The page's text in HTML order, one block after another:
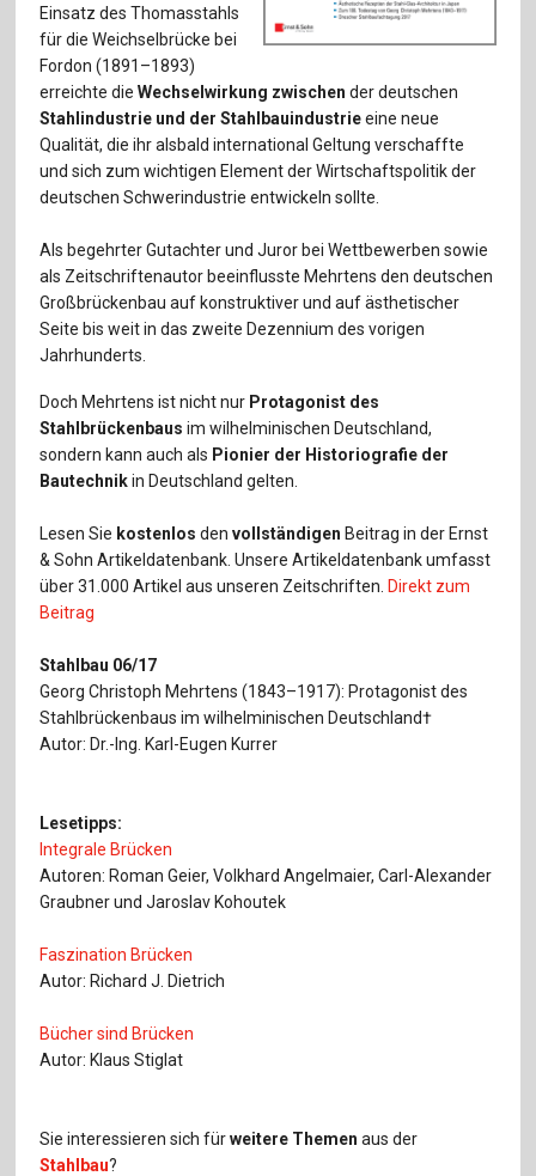
Einsatz des Thomasstahls
für die Weichselbrücke bei
Fordon (1891–1893)
erreichte dieWechselwirkung zwischender deutschen
Stahlindustrie und der Stahlbauindustrieeine neue
Qualität, die ihr alsbald international Geltung verschaffte
und sich zum wichtigen Element der Wirtschaftspolitik der
deutschen Schwerindustrie entwickeln sollte.
Als begehrter Gutachter und Juror bei Wettbewerben sowie
als Zeitschriftenautor beeinflusste Mehrtens den deutschen
Großbrückenbau auf konstruktiver und auf ästhetischer
Seite bis weit in das zweite Dezennium des vorigen
Jahrhunderts.
Doch Mehrtens ist nicht nur Protagonist des
Stahlbrückenbaus im wilhelminischen Deutschland,
sondern kann auch als Pionier der Historiografie der
Bautechnikin Deutschland gelten.
Lesen Sie kostenlos denvollständigen Beitrag in der Ernst
& Sohn Artikeldatenbank. Unsere Artikeldatenbank umfasst
über 31.000 Artikel aus unseren Zeitschriften. Direkt zum
Beitrag
Stahlbau 06/17
Georg Christoph Mehrtens (1843–1917): Protagonist des
Stahlbrückenbaus im wilhelminischen Deutschland†
Autor: Dr.-Ing. Karl-Eugen Kurrer
Lesetipps:
Integrale Brücken
Autoren: Roman Geier, Volkhard Angelmaier, Carl-Alexander
Graubner und Jaroslav Kohoutek
Faszination Brücken
Autor: Richard J. Dietrich
Bücher sind Brücken
Autor: Klaus Stiglat
Sie interessieren sich fürweitere Themen aus der
Stahlbau?